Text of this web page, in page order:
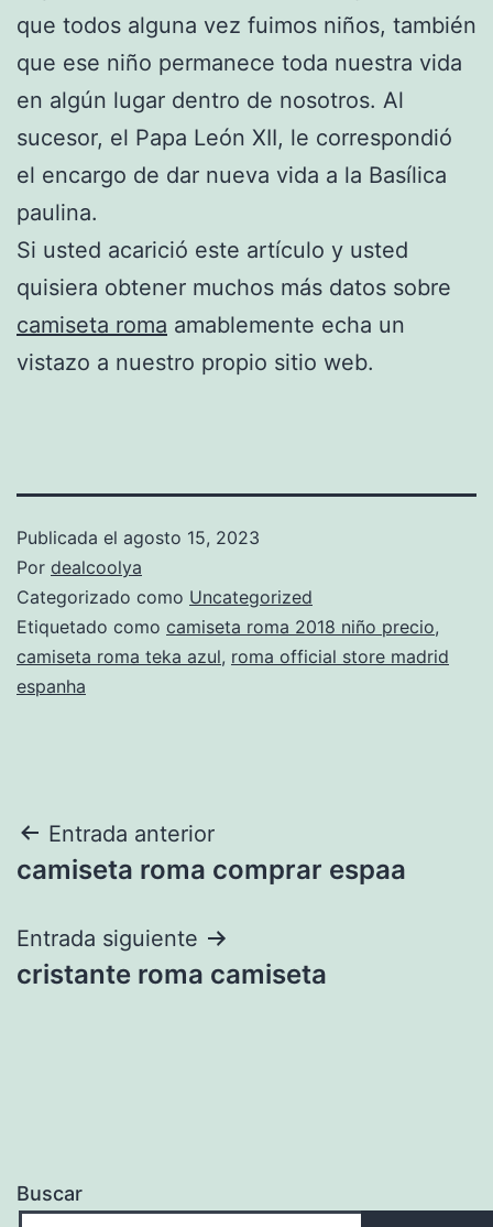
que todos alguna vez fuimos niños, también
que ese niño permanece toda nuestra vida
en algún lugar dentro de nosotros. Al
sucesor, el Papa León XII, le correspondió
el encargo de dar nueva vida a la Basílica
paulina.
Si usted acarició este artículo y usted
quisiera obtener muchos más datos sobre
camiseta roma amablemente echa un
vistazo a nuestro propio sitio web.
Publicada el agosto 15, 2023
Por dealcoolya
Categorizado como Uncategorized
Etiquetado como camiseta roma 2018 niño precio,
camiseta roma teka azul, roma official store madrid
espanha
Navegación
de
entradas
Entrada anterior
camiseta roma comprar espaa
Entrada siguiente
cristante roma camiseta
Buscar